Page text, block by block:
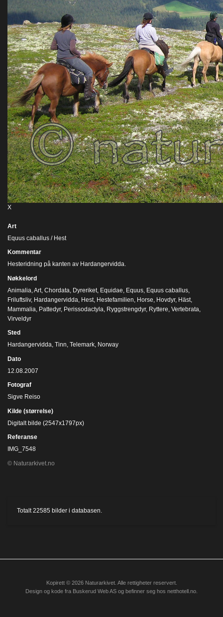
X
Art
Equus caballus / Hest
Kommentar
Hesteridning på kanten av Hardangervidda.
Nøkkelord
Animalia Art Chordata Dyreriket Equidae Equus Equus caballus
Friluftsliv, Hardangervidda Hest Hestefamilien Horse Hovdyr, Häst
Mammalia Pattedyr, Perissodactyla Ryggstrengdyr, Ryttere Vertebrata
Virveldyr
Sted
Hardangervidda, Tinn, Telemark, Norway
Dato
12.08.2007
Fotograf
Sigve Reiso
Kilde (størrelse)
Digitalt bilde (2547x1797px)
Referanse
IMG_7548
© Naturarkivet.no
Totalt 22585 bilder i databasen.
Kopirett © 2026 Naturarkivet. Alle rettigheter reservert.
Design og kode fra Buskerud Web AS og befinner seg hos netthotell.no